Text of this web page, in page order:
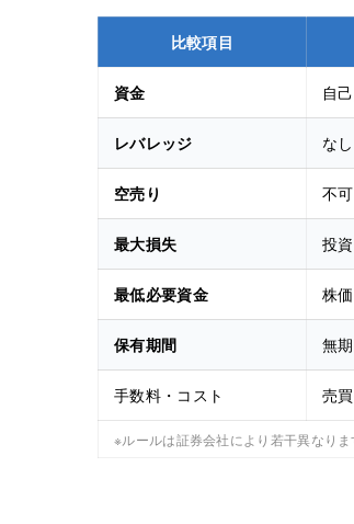
比較項目
資金 自
レバレッジ な
空売り 不可
最大損失 投
最低必要資金 株
保有期間 無
手数料・コスト 売
※ルールは証券会社により若干異なり